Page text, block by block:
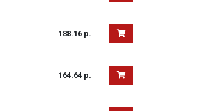
188.16 р.
164.64 р.